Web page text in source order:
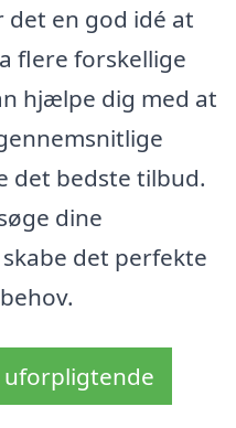
en god idé at
flere forskellige
hjælpe dig med at
det bedste tilbud.
dine
det perfekte
uforpligtende